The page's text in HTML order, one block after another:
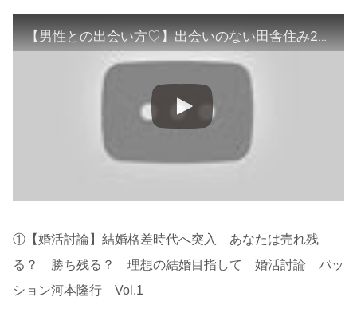
【男性との出会い方♡】出会いのない田舎住み20代女子【婚活恋活】
①【婚活討論】結婚格差時代へ突入 あなたは売れ残
る？ 勝ち残る？ 理想の結婚目指して 婚活討論 パッ
ション河本隆行 Vol.1